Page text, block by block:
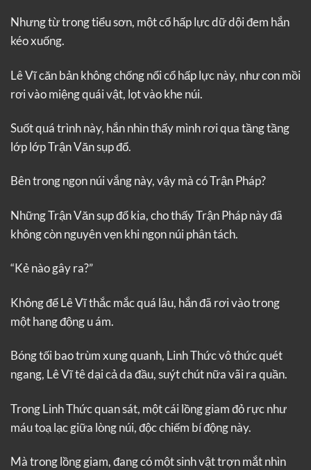
Nhưng từ trong tiểu sơn, một cổ hấp lực dữ dội đem hắn
kéo xuống.
Lê Vĩ căn bản không chống nổi cổ hấp lực này, như con mồi
rơi vào miệng quái vật, lọt vào khe núi.
Suốt quá trình này, hắn nhìn thấy mình rơi qua tầng tầng
lớp lớp Trận Văn sụp đổ.
Bên trong ngọn núi vắng này, vậy mà có Trận Pháp?
Những Trận Văn sụp đổ kia, cho thấy Trận Pháp này đã
không còn nguyên vẹn khi ngọn núi phân tách.
“Kẻ nào gây ra?”
Không để Lê Vĩ thắc mắc quá lâu, hắn đã rơi vào trong
một hang động u ám.
Bóng tối bao trùm xung quanh, Linh Thức vô thức quét
ngang, Lê Vĩ tê dại cả da đầu, suýt chút nữa vãi ra quần.
Trong Linh Thức quan sát, một cái lồng giam đỏ rực như
máu toạ lạc giữa lòng núi, độc chiếm bí động này.
Mà trong lồng giam, đang có một sinh vật trợn mắt nhìn